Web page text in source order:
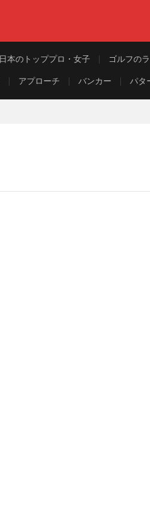
日本のトッププロ・女子 ゴルフの
アプローチ バンカー パタ